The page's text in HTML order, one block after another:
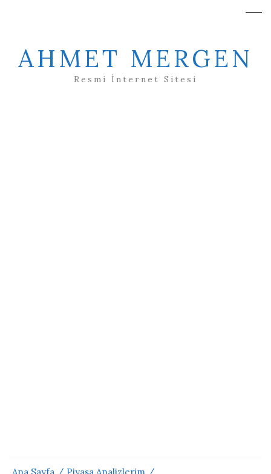
AHMET MERGEN
Resmi İnternet Sitesi